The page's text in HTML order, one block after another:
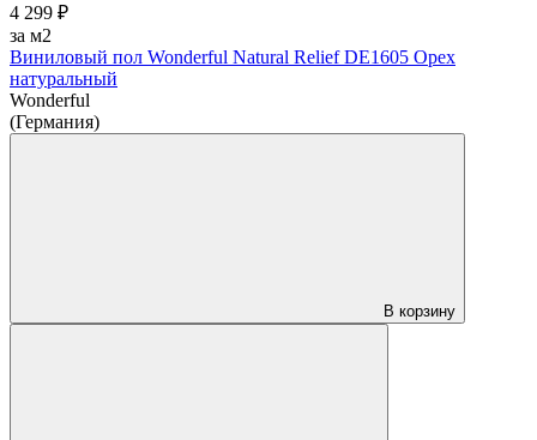
4 299 ₽
за м2
Виниловый пол Wonderful Natural Relief DE1605 Орех
натуральный
Wonderful
(Германия)
В корзину